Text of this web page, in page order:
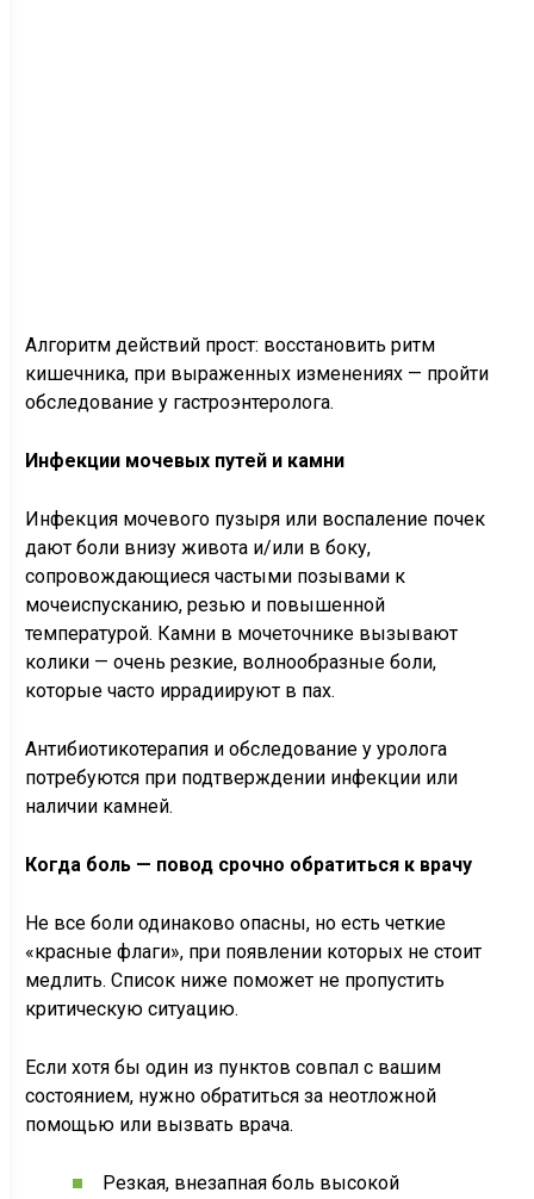
Алгоритм действий прост: восстановить ритм
кишечника, при выраженных изменениях — пройти
обследование у гастроэнтеролога.
Инфекции мочевых путей и камни
Инфекция мочевого пузыря или воспаление почек
дают боли внизу живота и/или в боку,
сопровождающиеся частыми позывами к
мочеиспусканию, резью и повышенной
температурой. Камни в мочеточнике вызывают
колики — очень резкие, волнообразные боли,
которые часто иррадиируют в пах.
Антибиотикотерапия и обследование у уролога
потребуются при подтверждении инфекции или
наличии камней.
Когда боль — повод срочно обратиться к врачу
Не все боли одинаково опасны, но есть четкие
«красные флаги», при появлении которых не стоит
медлить. Список ниже поможет не пропустить
критическую ситуацию.
Если хотя бы один из пунктов совпал с вашим
состоянием, нужно обратиться за неотложной
помощью или вызвать врача.
Резкая, внезапная боль высокой